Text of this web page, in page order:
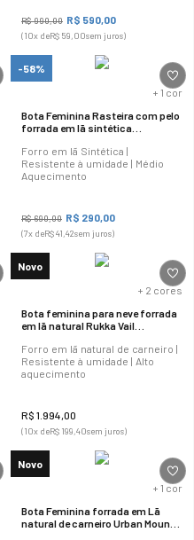
R$990,00 R$ 590,00
(10x deR$ 59,00sem juros)
-58%
+ 1 cor
Bota Feminina Rasteira com pelo
forrada em lã sintética
Forro em lã Sintética |
Resistente à umidade | Médio
Aquecimento
R$690,00 R$ 290,00
(7x deR$41,42sem juros)
Novo
+ 2 cores
Bota feminina para neve forrada
em lã natural Rukka Vail
Forro em lã natural de carneiro |
Resistente à umidade | Alto
aquecimento
R$ 1 994,00
(10x deR$ 199,40sem juros)
Novo
+ 1 cor
Bota Feminina forrada em Lã
natural de carneiro Urban Mount